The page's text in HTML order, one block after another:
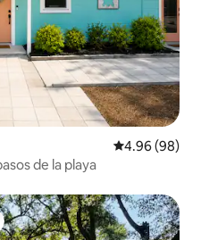
Calificación
4.96 (98)
de la playa
huéspedes